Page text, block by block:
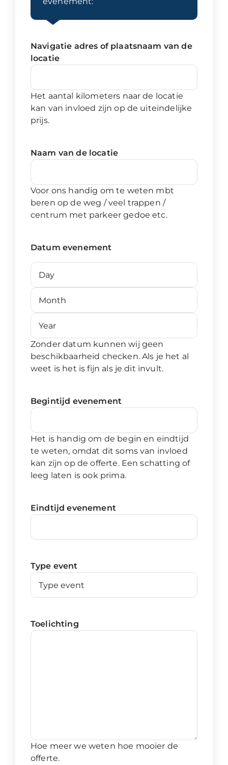
Navigatie adres of plaatsnaam van de
locatie
Het aantal kilometers naar de locatie
kan van invloed zijn op de uiteindelijke
prijs.
Naam van de locatie
Voor ons handig om te weten mbt
beren op de weg / veel trappen /
centrum met parkeer gedoe etc.
Datum evenement
Day
Month
Year
Zonder datum kunnen wij geen
beschikbaarheid checken. Als je het al
weet is het is fijn als je dit invult.
Begintijd evenement
Het is handig om de begin en eindtijd
te weten, omdat dit soms van invloed
kan zijn op de offerte. Een schatting of
leeg laten is ook prima.
Eindtijd evenement
Type event
Toelichting
Hoe meer we weten hoe mooier de
offerte.